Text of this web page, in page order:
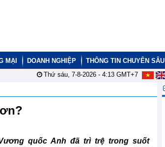
MẠI DOANH NGHIỆP THÔNG TIN CHUYÊN SÂU
Thứ sáu, 7-8-2026 - 4:13GMT+7
quốc Anh đã trì trệ trong suốt